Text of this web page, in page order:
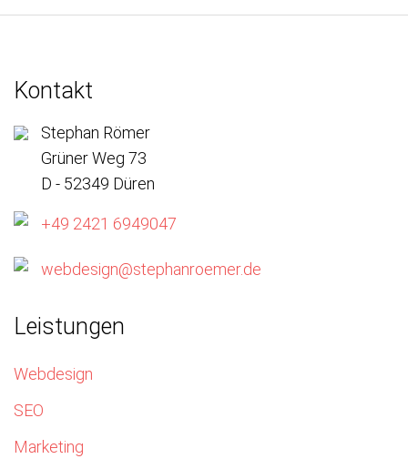
Kontakt
Stephan Römer
Grüner Weg 73
D - 52349 Düren
+49 2421 6949047
webdesign@stephanroemer.de
Leistungen
Webdesign
SEO
Marketing